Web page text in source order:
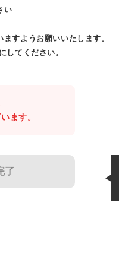
い
すようお願いいたします。
してください。
ます。
了